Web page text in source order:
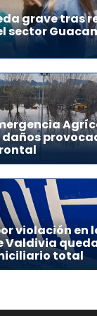
grave tras
sector
daños
violación en
Valdivia
total